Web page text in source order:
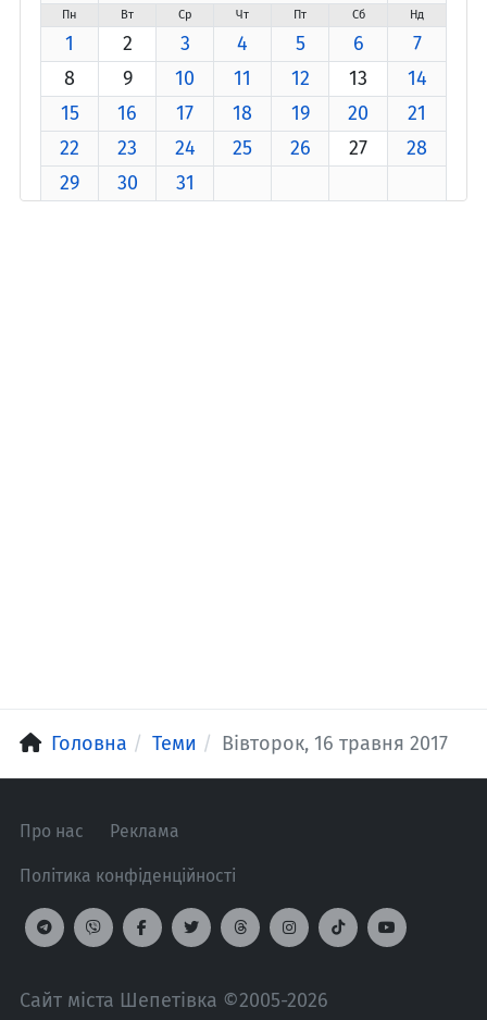
Пн Вт Ср Чт Пт Сб Нд
1 2 3 4 5 6
7
8
9 10 11 12 13
14
15
16 17 18 19 20
21
22
23 24 25 26 27
28
29
30 31
Головна Теми Вівторок, 16 травня 2017
Про нас Реклама
Політика конфіденційності
Сайт міста Шепетівка ©2005-2026